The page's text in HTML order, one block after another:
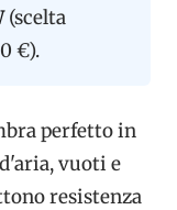
(scelta
€).
perfetto in
vuoti e
resistenza